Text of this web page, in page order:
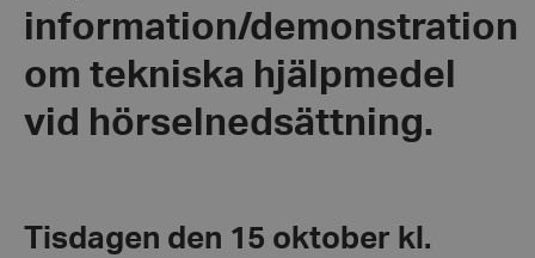
information/demonstration
om tekniska hjälpmedel
vid hörselnedsättning.
Tisdagen den 15 oktober kl.